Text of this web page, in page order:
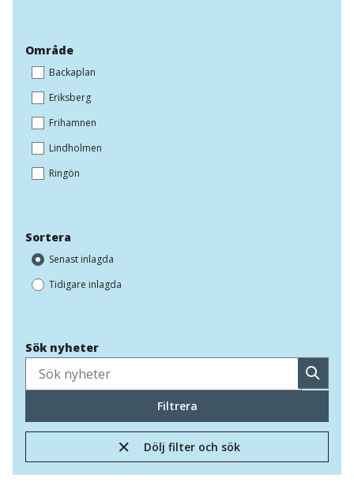
Område
Backaplan
Eriksberg
Frihamnen
Lindholmen
Ringön
Sortera
Senast inlagda
Tidigare inlagda
Sök nyheter
Sök
Filtrera
Dölj filter och sök